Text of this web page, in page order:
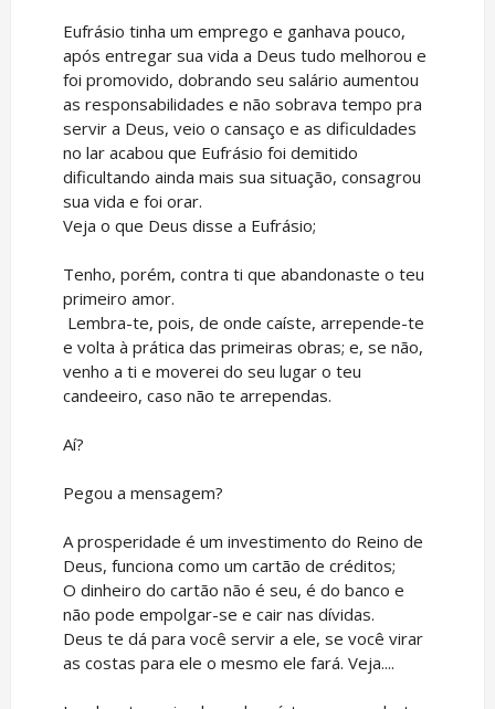
Eufrásio tinha um emprego e ganhava pouco,
após entregar sua vida a Deus tudo melhorou e
foi promovido, dobrando seu salário aumentou
as responsabilidades e não sobrava tempo pra
servir a Deus, veio o cansaço e as dificuldades
no lar acabou que Eufrásio foi demitido
dificultando ainda mais sua situação, consagrou
sua vida e foi orar.
Veja o que Deus disse a Eufrásio;
Tenho, porém, contra ti que abandonaste o teu
primeiro amor.
Lembra-te, pois, de onde caíste, arrepende-te
e volta à prática das primeiras obras; e, se não,
venho a ti e moverei do seu lugar o teu
candeeiro, caso não te arrependas.
Aí?
Pegou a mensagem?
A prosperidade é um investimento do Reino de
Deus, funciona como um cartão de créditos;
O dinheiro do cartão não é seu, é do banco e
não pode empolgar-se e cair nas dívidas.
Deus te dá para você servir a ele, se você virar
as costas para ele o mesmo ele fará. Veja....